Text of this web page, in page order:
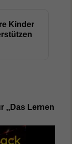
Kinder
,,Das Lernen